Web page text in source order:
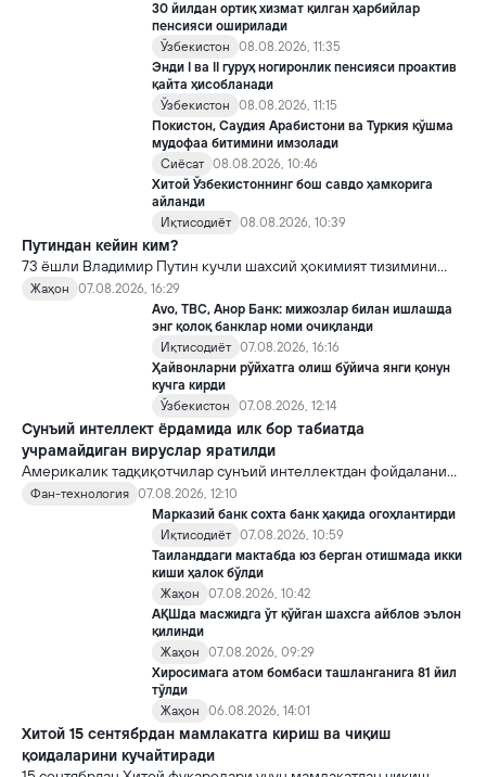
30 йилдан ортиқ хизмат қилган ҳарбийлар
пенсияси оширилади
Ўзбекистон
08.08.2026, 11:35
Энди I ва II гуруҳ ногиронлик пенсияси проактив
қайта ҳисобланади
Ўзбекистон
08.08.2026, 11:15
Покистон, Саудия Арабистони ва Туркия қўшма
мудофаа битимини имзолади
Сиёсат 08.08.2026, 10:46
Хитой Ўзбекистоннинг бош савдо ҳамкорига
айланди
Иқтисодиёт 08.08.2026, 10:39
Путиндан кейин ким?
73 ёшли Владимир Путин кучли шахсий ҳокимият тизимини
яратди, аммо ундан кейин ким келиши ва ҳокимиятни
топшириш механизми ҳали ноаниқ. Таҳлилчилар фикрича, бу
Кремлда ворислик жангига олиб келиши мумкин.
Жаҳон
07.08.2026, 16:29
Avo, TBC, Анор Банк: мижозлар билан ишлашда
энг қолоқ банклар номи очиқланди
Иқтисодиёт 07.08.2026, 16:16
Ҳайвонларни рўйхатга олиш бўйича янги қонун
кучга кирди
Ўзбекистон
07.08.2026, 12:14
Сунъий интеллект ёрдамида илк бор табиатда
учрамайдиган вируслар яратилди
Америкалик тадқиқотчилар сунъий интеллектдан фойдаланиб
16 та вирус яратди. Бу кашфиёт янги ютуқларга умид уйғотиш
билан бирга, ундан нотўғри мақсадда фойдаланиш борасидаги
хавотирларни ҳам кучайтирмоқда.
Фан-технология 07.08.2026, 12:10
Марказий банк сохта банк ҳақида огоҳлантирди
Иқтисодиёт 07.08.2026, 10:59
Таиланддаги мактабда юз берган отишмада икки
киши ҳалок бўлди
Жаҳон
07.08.2026, 10:42
АҚШда масжидга ўт қўйган шахсга айблов эълон
қилинди
Жаҳон
07.08.2026, 09:29
Хиросимага атом бомбаси ташланганига 81 йил
тўлди
Жаҳон
06.08.2026, 14:01
Хитой 15 сентябрдан мамлакатга кириш ва чиқиш
қоидаларини кучайтиради